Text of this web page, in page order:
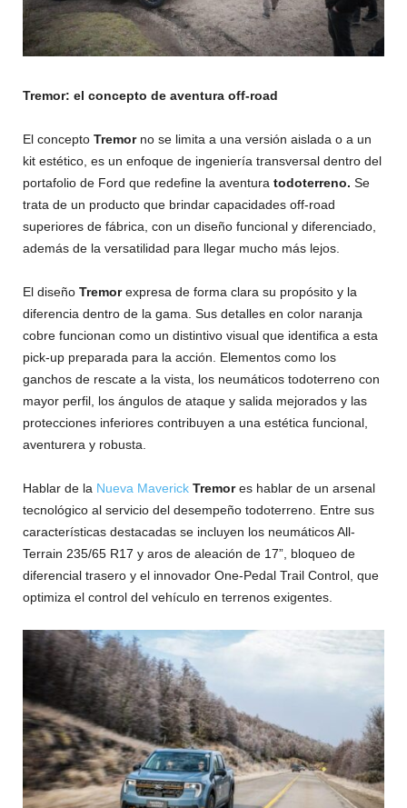
Tremor: el concepto de aventura off-road
El concepto Tremorno se limita a una versión aislada o a un
kit estético, es un enfoque de ingeniería transversal dentro del
portafolio de Ford que redefine la aventura todoterreno. Se
trata de un producto que brindar capacidades off-road
superiores de fábrica, con un diseño funcional y diferenciado,
además de la versatilidad para llegar mucho más lejos.
El diseño Tremorexpresa de forma clara su propósito y la
diferencia dentro de la gama. Sus detalles en color naranja
cobre funcionan como un distintivo visual que identifica a esta
pick-up preparada para la acción. Elementos como los
ganchos de rescate a la vista, los neumáticos todoterreno con
mayor perfil, los ángulos de ataque y salida mejorados y las
protecciones inferiores contribuyen a una estética funcional,
aventurera y robusta.
Hablar de la Nueva Maverick Tremores hablar de un arsenal
tecnológico al servicio del desempeño todoterreno. Entre sus
características destacadas se incluyen los neumáticos All-
Terrain 235/65 R17 y aros de aleación de 17”, bloqueo de
diferencial trasero y el innovador One-Pedal Trail Control, que
optimiza el control del vehículo en terrenos exigentes.